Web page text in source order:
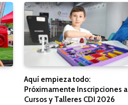
Aquí empieza todo:
Próximamente Inscripciones a
Cursos y Talleres CDI 2026